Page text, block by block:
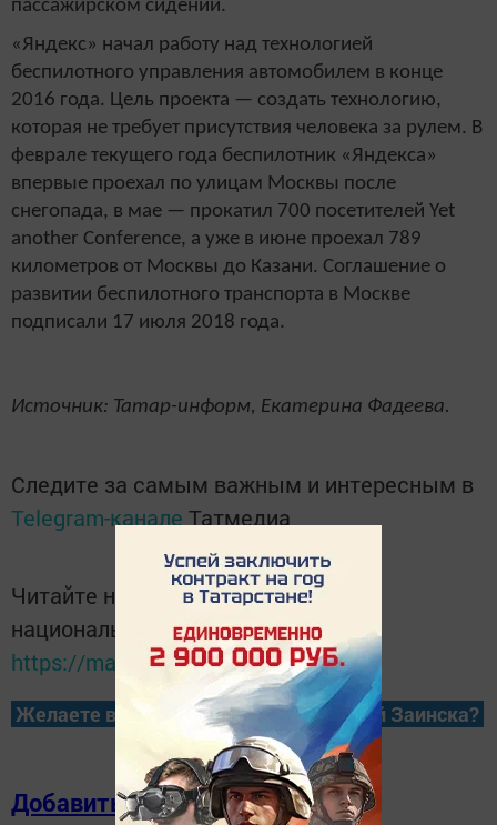
пассажирском сидении.
«Яндекс» начал работу над технологией
беспилотного управления автомобилем в конце
2016 года. Цель проекта — создать технологию,
которая не требует присутствия человека за рулем. В
феврале текущего года беспилотник «Яндекса»
впервые проехал по улицам Москвы после
снегопада, в мае — прокатил 700 посетителей Yet
another Conference, а уже в июне проехал 789
километров от Москвы до Казани. Соглашение о
развитии беспилотного транспорта в Москве
подписали 17 июля 2018 года.
Источник: Татар-информ, Екатерина Фадеева.
Следите за самым важным и интересным в
Telegram-канале Татмедиа
Читайте новости Татарстана в
национальном мессенджере MАХ:
https://max.ru/tatmedia
Желаете всегда быть в курсе новостей Заинска?
Добавить в избранное